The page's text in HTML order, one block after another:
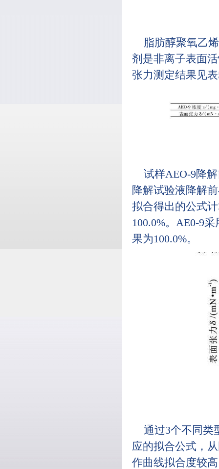
脂肪醇聚氧乙
剂是非离子表面
张力测定结果见
试样AEO-9降
降解试验液降解
拟合得出的公式
100.0%。AE0-9
果为100.0%。
通过3个不同类
应的拟合公式，
作曲线拟合度较